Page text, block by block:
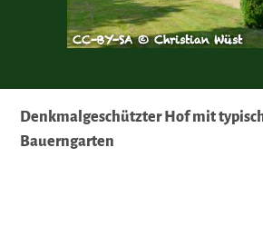
CC-BY-SA © Christian Wüst
Denkmalgeschützter Hof mit
Bauerngarten